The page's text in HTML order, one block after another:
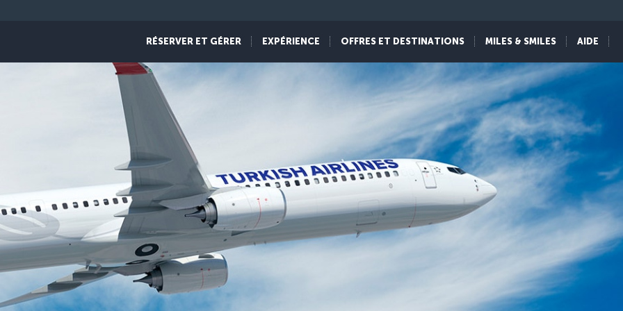
RÉSERVER ET GÉRER EXPÉRIENCE OFFRES ET DESTINATIONS MILES & SMILES AIDE